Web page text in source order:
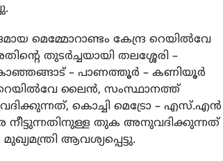
മെമ്മോറാണ്ടം കേന്ദ്ര റെയിൽവേ
തുടർച്ചയായി തലശ്ശേരി –
– പാണത്തൂർ – കണിയൂർ
റെയിൽവേ ലൈൻ, സംസ്ഥാനത്ത്
കൊച്ചി മെട്രോ – എസ്‌.എൻ
തുക അനുവദിക്കുന്നത്
ആവശ്യപ്പെട്ടു.